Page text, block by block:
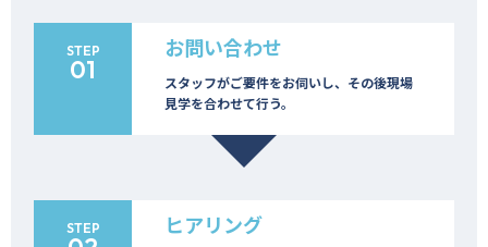
STEP
01
お問い合わせ
スタッフがご要件をお伺いし、その後現場
見学を合わせて行う。
STEP ヒアリング